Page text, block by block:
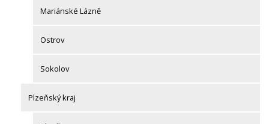
Mariánské Lázně
Ostrov
Sokolov
Plzeňský kraj